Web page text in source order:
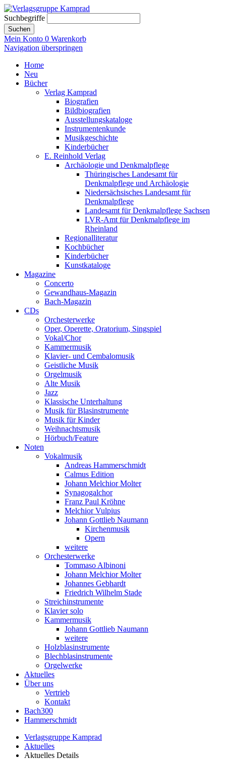
Suchbegriffe
Suchen
Mein Konto 0 Warenkorb
Navigation überspringen
Home
Neu
Bücher
Verlag Kamprad
Biografien
Bildbiografien
Ausstellungskataloge
Instrumentenkunde
Musikgeschichte
Kinderbücher
E. Reinhold Verlag
Archäologie und Denkmalpflege
Thüringisches Landesamt für
Denkmalpflege und Archäologie
Niedersächsisches Landesamt für
Denkmalpflege
Landesamt für Denkmalpflege Sachsen
LVR-Amt für Denkmalpflege im
Rheinland
Regionalliteratur
Kochbücher
Kinderbücher
Kunstkataloge
Magazine
Concerto
Gewandhaus-Magazin
Bach-Magazin
CDs
Orchesterwerke
Oper, Operette, Oratorium, Singspiel
Vokal/Chor
Kammermusik
Klavier- und Cembalomusik
Geistliche Musik
Orgelmusik
Alte Musik
Jazz
Klassische Unterhaltung
Musik für Blasinstrumente
Musik für Kinder
Weihnachtsmusik
Hörbuch/Feature
Noten
Vokalmusik
Andreas Hammerschmidt
Calmus Edition
Johann Melchior Molter
Synagogalchor
Franz Paul Kröhne
Melchior Vulpius
Johann Gottlieb Naumann
Kirchenmusik
Opern
weitere
Orchesterwerke
Tommaso Albinoni
Johann Melchior Molter
Johannes Gebhardt
Friedrich Wilhelm Stade
Streichinstrumente
Klavier solo
Kammermusik
Johann Gottlieb Naumann
weitere
Holzblasinstrumente
Blechblasinstrumente
Orgelwerke
Aktuelles
Über uns
Vertrieb
Kontakt
Bach300
Hammerschmidt
Verlagsgruppe Kamprad
Aktuelles
Aktuelles Details